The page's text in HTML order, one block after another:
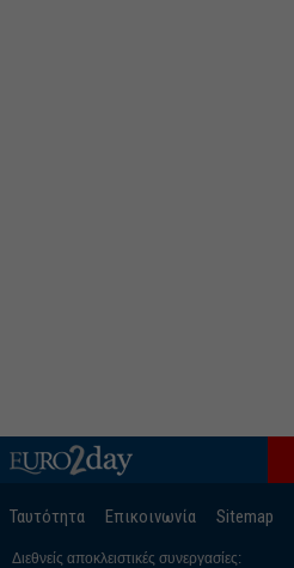
Ταυτότητα Επικοινωνία Sitemap
Διεθνείς αποκλειστικές συνεργασίες: